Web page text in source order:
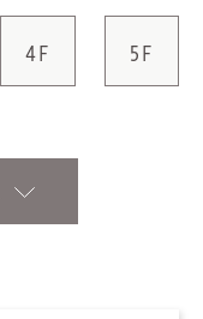
4F 5F